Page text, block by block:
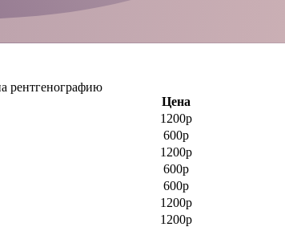
рентгенографию
Цена
1200р
600р
1200р
600р
600р
1200р
1200р